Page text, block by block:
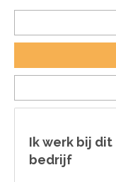
Ik werk bij dit
bedrijf